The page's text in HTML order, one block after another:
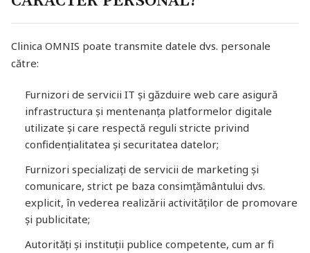
Clinica OMNIS poate transmite datele dvs. personale
către:
Furnizori de servicii IT și găzduire web care asigură
infrastructura și mentenanța platformelor digitale
utilizate și care respectă reguli stricte privind
confidențialitatea și securitatea datelor;
Furnizori specializați de servicii de marketing și
comunicare, strict pe baza consimțământului dvs.
explicit, în vederea realizării activităților de promovare
și publicitate;
Autorități și instituții publice competente, cum ar fi